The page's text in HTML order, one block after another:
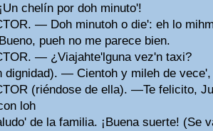
chelín por doh minuto'!
— Doh minutoh o die': eh lo
pueh no me parece bien.
— ¿Viajahte'lguna vez'n taxi?
dignidad). — Cientoh y mileh de
(riéndose de ella). —Te felicito,
loh
de la familia. ¡Buena suerte! (Se